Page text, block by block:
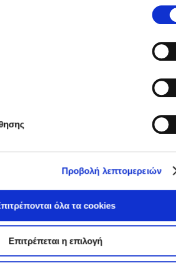
Προβολή λεπτομερειών
όλα τα cookies
Επιτρέπεται η επιλογή
μπορεί να συμβάλλει στην καλή υγεία του
και συντήρηση του βάρους μας αλλά και
τα γεύματα που θα εμπλουτίσουν το πρόγραμμά
την ισορροπία στις τροφές μας αλλά και την
συνήθειες